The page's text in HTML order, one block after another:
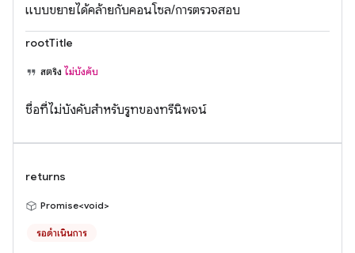
แบบขยายได้คล้ายกับคอนโซล/การตรวจสอบ
rootTitle
สตริง ไม่บังคับ
ชื่อที่ไม่บังคับสำหรับรูทของทรีนิพจน์
returns
Promise<void>
รอดำเนินการ